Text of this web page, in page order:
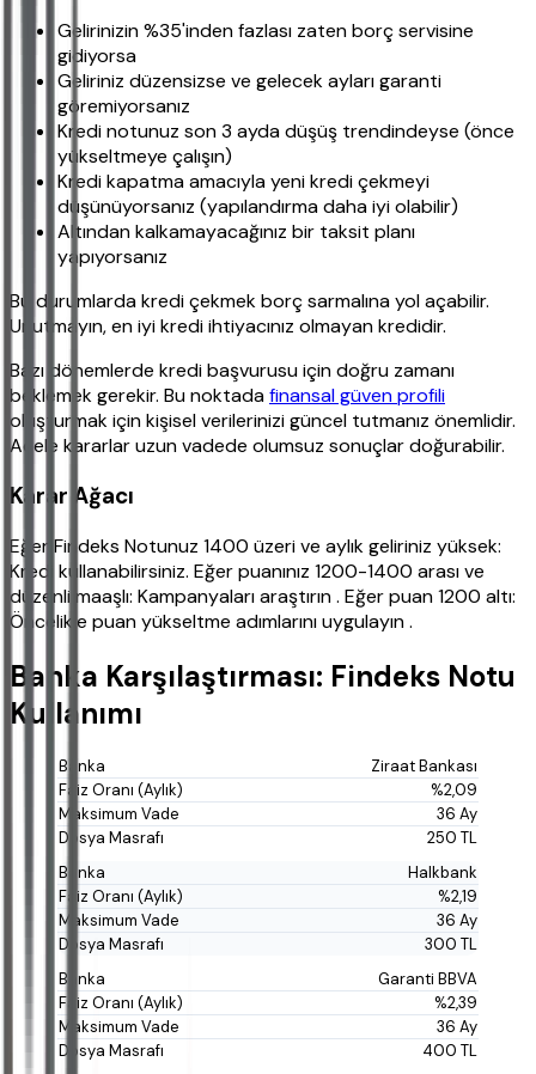
Gelirinizin %35'inden fazlası zaten borç servisine
gidiyorsa
Geliriniz düzensizse ve gelecek ayları garanti
göremiyorsanız
Kredi notunuz son 3 ayda düşüş trendindeyse (önce
yükseltmeye çalışın)
Kredi kapatma amacıyla yeni kredi çekmeyi
düşünüyorsanız (yapılandırma daha iyi olabilir)
Altından kalkamayacağınız bir taksit planı
yapıyorsanız
Bu durumlarda kredi çekmek borç sarmalına yol açabilir.
Unutmayın, en iyi kredi ihtiyacınız olmayan kredidir.
Bazı dönemlerde kredi başvurusu için doğru zamanı
beklemek gerekir. Bu noktadafinansal güven profili
oluşturmak için kişisel verilerinizi güncel tutmanız önemlidir.
Acele kararlar uzun vadede olumsuz sonuçlar doğurabilir.
Karar Ağacı
Eğer Findeks Notunuz 1400 üzeri ve aylık geliriniz yüksek:
Kredi kullanabilirsiniz. Eğer puanınız 1200-1400 arası ve
düzenli maaşlı: Kampanyaları araştırın . Eğer puan 1200 altı:
Öncelikle puan yükseltme adımlarını uygulayın .
Banka Karşılaştırması: Findeks Notu
Kullanımı
Ziraat Bankası
%2,09
36 Ay
250 TL
Halkbank
%2,19
36 Ay
300 TL
Garanti BBVA
%2,39
36 Ay
400 TL